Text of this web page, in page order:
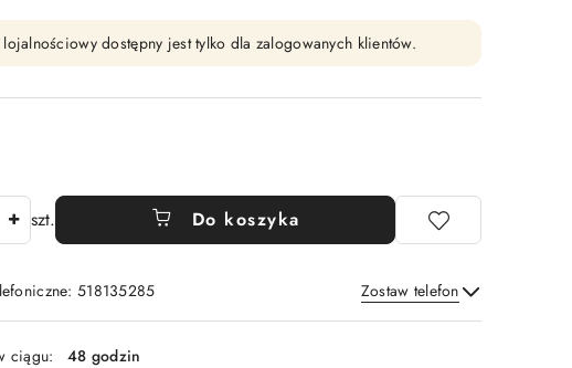
dostępny jest tylko dla zalogowanych klientów.
szt. Do koszyka
518135285 Zostaw telefon
Wyślij
ciągu:
48 godzin